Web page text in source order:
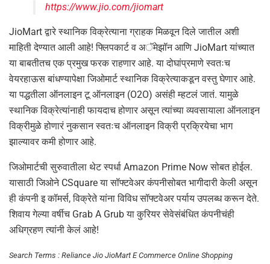
https://www.jio.com/jiomart
JioMart द्वारे स्थानिक विक्रेत्याना ग्राहक मिळवून दिले जातील अशी
माहिती देण्यात आली आहे! फ्लिपकार्ट व अॅमेझॉन आणि JioMart यांच्यात
या बाबतीतच एक प्रमुख फरक राहणार आहे. या दोघांप्रमाणे स्वतःच
वेयरहाऊस बांधण्यापेक्षा जिओमार्ट स्थानिक विक्रेत्याकडून वस्तु घेणार आहे.
या पद्धतीला ऑनलाइन टू ऑनलाइन (O2O) असंही म्हटलं जातं. यामुळे
स्थानिक विक्रेत्यांनाही फायदाच होणार असून त्यांच्या व्यवसायाला ऑनलाइन
विक्रीमुळे होणारं नुकसान स्वतःच ऑनलाइन विक्री प्रक्रियेचा भाग
झाल्यावर कमी होणार आहे.
जिओमार्टची सुरुवातीला थेट स्पर्धा Amazon Prime Now सोबत होईल.
यासाठी जिओने CSquare या सॉफ्टवेअर कंपनीसोबत भागीदारी केली असून
ही कंपनी इ कॉमर्स, विक्रेते यांना विविध सॉफ्टवेअर पर्याय उपलब्ध करून देते.
शिवाय गेल्या वर्षीच Grab A Grub या कुरियर सेवेसंबंधित कंपनीचंही
अधिग्रहण त्यांनी केलं आहे!
Search Terms : Reliance Jio JioMart E Commerce Online Shopping